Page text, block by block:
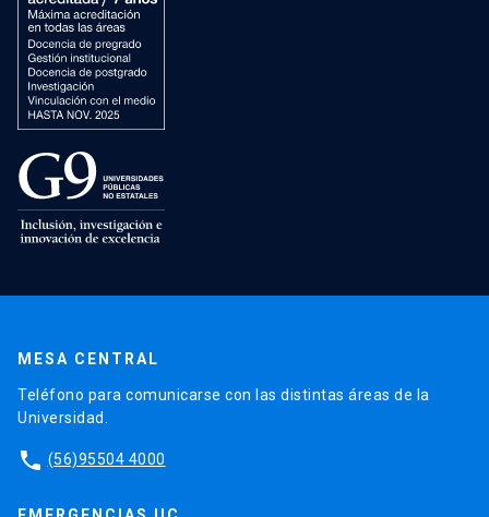
MESA CENTRAL
Teléfono para comunicarse con las distintas áreas de la
Universidad.
phone (56)95504 4000